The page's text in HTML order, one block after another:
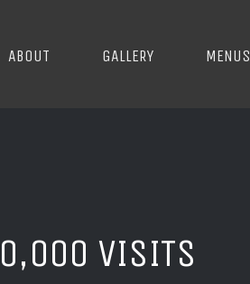
ABOUT GALLERY MENUS
VISITS